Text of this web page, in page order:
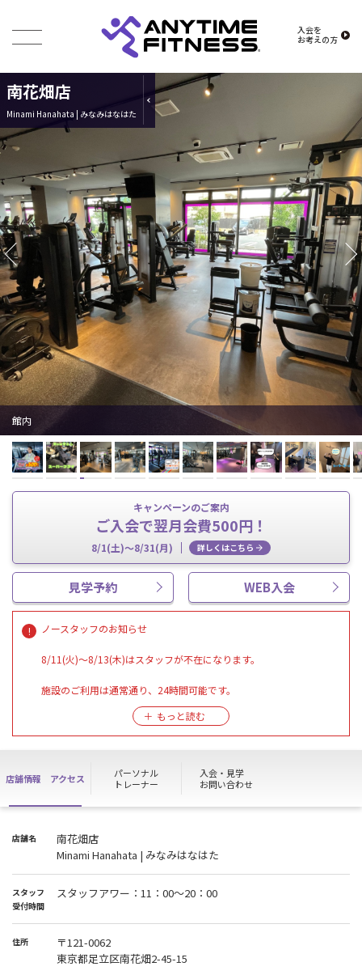
入会を
お考えの方
南花畑店
Minami Hanahata | みなみはなはた
館内
キャンペーンのご案内
ご入会で翌月会費500円！
8/1(土)～8/31(月) 詳しくはこちら
見学予約 WEB入会
ノースタッフのお知らせ
8/11(火)～8/13(木)はスタッフが不在になります。
施設のご利用は通常通り、24時間可能です。
※上記期間中はご見学・各種お手続きができません。
ご見学・各種お手続きは8/14(金)11：00より受付いたします。
店舗情報 アクセス
パーソナル
トレーナー
入会・見学
お問い合わせ
店舗名
南花畑店
Minami Hanahata | みなみはなはた
スタッフ
受付時間
スタッフアワー：11：00～20：00
住所
〒121-0062
東京都足立区南花畑2-45-15